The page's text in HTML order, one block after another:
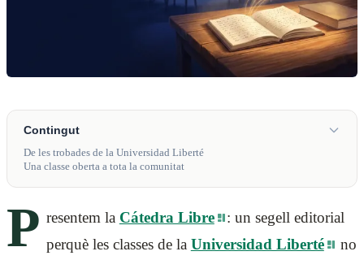
Contingut
De les trobades de la Universidad Liberté
Una classe oberta a tota la comunitat
P resentem la Cátedra Libre
: un segell editorial
perquè les classes de la Universidad Liberté
no